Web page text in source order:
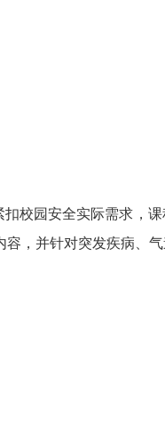
扣校园安全实际需求，
容，并针对突发疾病、